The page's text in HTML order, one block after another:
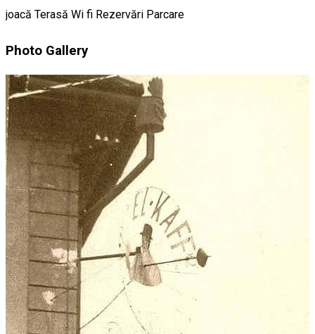
joacă Terasă Wi fi Rezervări Parcare
Photo Gallery